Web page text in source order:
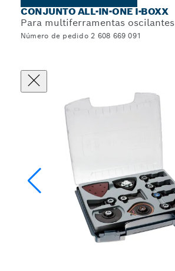
CONJUNTO ALL-IN-ONE I-BOXX
Para multiferramentas oscilantes
Número de pedido 2 608 669 091